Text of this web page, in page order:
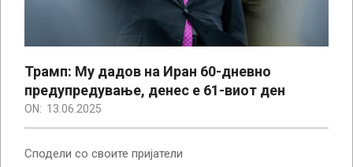
Трамп: Му дадов на Иран 60-дневно
предупредување, денес е 61-виот ден
ON: 13.06.2025
Сподели со своите пријатели